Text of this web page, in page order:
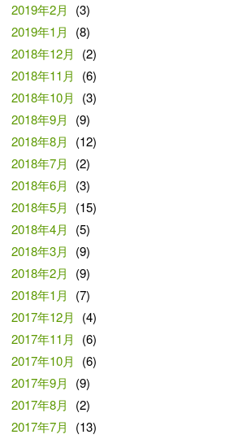
2019年2月
(3)
2019年1月
(8)
2018年12月
(2)
2018年11月
(6)
2018年10月
(3)
2018年9月
(9)
2018年8月
(12)
2018年7月
(2)
2018年6月
(3)
2018年5月
(15)
2018年4月
(5)
2018年3月
(9)
2018年2月
(9)
2018年1月
(7)
2017年12月
(4)
2017年11月
(6)
2017年10月
(6)
2017年9月
(9)
2017年8月
(2)
2017年7月
(13)